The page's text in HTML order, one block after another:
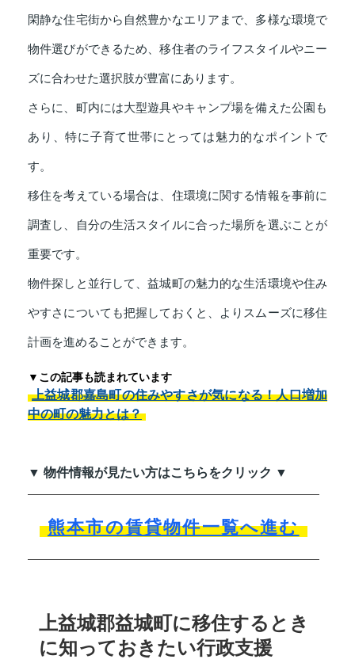
閑静な住宅街から自然豊かなエリアまで、多様な環境で
物件選びができるため、移住者のライフスタイルやニー
ズに合わせた選択肢が豊富にあります。
さらに、町内には大型遊具やキャンプ場を備えた公園も
あり、特に子育て世帯にとっては魅力的なポイントで
す。
移住を考えている場合は、住環境に関する情報を事前に
調査し、自分の生活スタイルに合った場所を選ぶことが
重要です。
物件探しと並行して、益城町の魅力的な生活環境や住み
やすさについても把握しておくと、よりスムーズに移住
計画を進めることができます。
▼この記事も読まれています
上益城郡嘉島町の住みやすさが気になる！人口増加
中の町の魅力とは？
▼ 物件情報が見たい方はこちらをクリック ▼
熊本市の賃貸物件一覧へ進む
上益城郡益城町に移住するとき
に知っておきたい行政支援